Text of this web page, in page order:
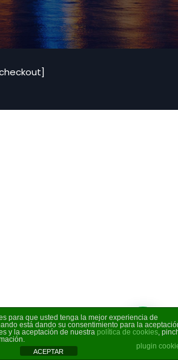
para que usted tenga la mejor experiencia de
está dando su consentimiento para la
y la aceptación de nuestra política de cookies,
plugin
ACEPTAR